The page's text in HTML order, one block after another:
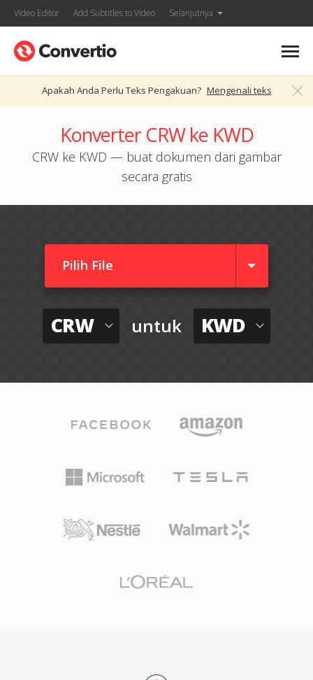
Video Editor Add Subtitles to Video Selanjutnya
Apakah Anda Perlu Teks Pengakuan? Mengenali teks
Konverter CRW ke KWD
CRW ke KWD — buat dokumen dari gambar
secara gratis
Pilih File
CRW untuk KWD